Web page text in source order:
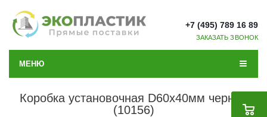
+7 (495) 789 16 89
ЗАКАЗАТЬ ЗВОНОК
МЕНЮ
Коробка установочная D60х40мм черная
(10156)